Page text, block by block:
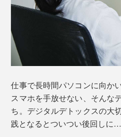
仕事で長時間パソコンに向か
スマホを手放せない、そんな
ち。デジタルデトックスの大
践となるとついつい後回しに…